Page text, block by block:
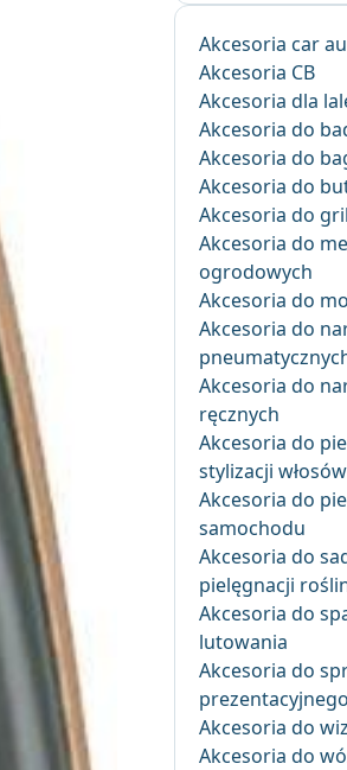
Akcesoria car
Akcesoria CB
Akcesoria dla
Akcesoria do
Akcesoria do
Akcesoria do
Akcesoria do
Akcesoria do
ogrodowych
Akcesoria do
Akcesoria do
Akcesoria do
ręcznych
Akcesoria do
stylizacji włosów
Akcesoria do
samochodu
Akcesoria do
pielęgnacji
Akcesoria do
lutowania
Akcesoria do
prezentacyjnego
Akcesoria do
Akcesoria do